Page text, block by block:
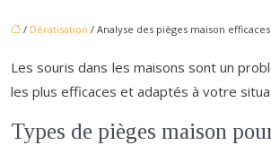
/ Dératisation / Analyse des pièges maison
Les souris dans les maisons sont un
les plus efficaces et adaptés à votre
Types de pièges maison